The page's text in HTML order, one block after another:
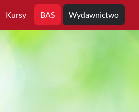
Kursy BAS Wydawnictwo